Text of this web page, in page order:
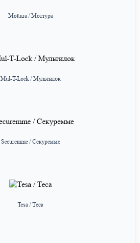
Mottura / Моттура
Mul-T-Lock / Мультилок
Securemme / Секуремме
Tesa / Теса